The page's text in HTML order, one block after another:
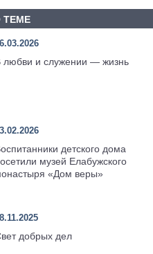
ТЕМЕ
любви и служении — жизнь
детского дома
музей Елабужского
«Дом веры»
добрых дел